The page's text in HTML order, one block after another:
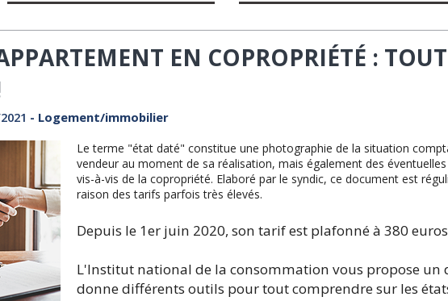
EN COPROPRIÉTÉ :
- Logement/immobilier
Le terme "état daté" constitue une photographie de la situation
vendeur au moment de sa réalisation, mais également des
vis-à-vis de la copropriété. Elaboré par le syndic, ce document est
raison des tarifs parfois très élevés.
Depuis le 1er juin 2020, son tarif est plafonné à 380
L'Institut national de la consommation vous propose un
donne différents outils pour tout comprendre sur les